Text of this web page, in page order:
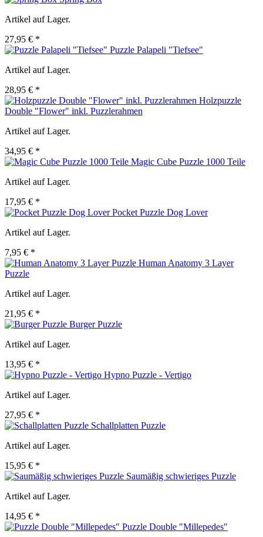
Artikel auf Lager.
27,95 € *
Puzzle Palapeli "Tiefsee"
Artikel auf Lager.
28,95 € *
Holzpuzzle
Double "Flower" inkl. Puzzlerahmen
Artikel auf Lager.
34,95 € *
Magic Cube Puzzle 1000 Teile
Artikel auf Lager.
17,95 € *
Pocket Puzzle Dog Lover
Artikel auf Lager.
7,95 € *
Human Anatomy 3 Layer
Puzzle
Artikel auf Lager.
21,95 € *
Burger Puzzle
Artikel auf Lager.
13,95 € *
Hypno Puzzle - Vertigo
Artikel auf Lager.
27,95 € *
Schallplatten Puzzle
Artikel auf Lager.
15,95 € *
Saumäßig schwieriges Puzzle
Artikel auf Lager.
14,95 € *
Puzzle Double "Millepedes"